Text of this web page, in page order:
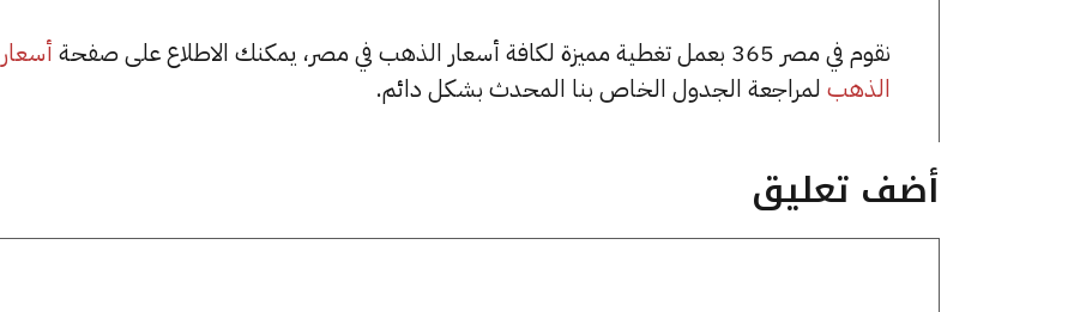
نقوم في مصر 365 بعمل تغطية مميزة لكافة أسعار الذهب في مصر، يمكنك الاطلاع على صفحة
أسعار
الذهب لمراجعة الجدول الخاص بنا المحدث بشكل دائم.
أضف تعليق